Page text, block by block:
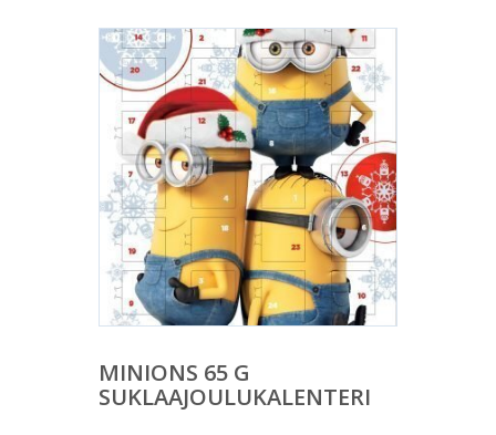
MINIONS 65 G
SUKLAAJOULUKALENTERI